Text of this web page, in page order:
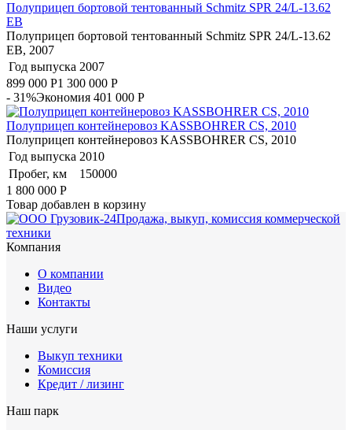
Полуприцеп бортовой тентованный Schmitz SPR 24/L-13.62
EB
Полуприцеп бортовой тентованный Schmitz SPR 24/L-13.62
EB, 2007
Год выпуска 2007
899 000 Р1 300 000 Р
- 31%Экономия 401 000 Р
Полуприцеп контейнеровоз KASSBOHRER CS, 2010
Полуприцеп контейнеровоз KASSBOHRER CS, 2010
Год выпуска 2010
Пробег, км
150000
1 800 000 Р
Товар добавлен в корзину
Продажа, выкуп, комиссия коммерческой
техники
Компания
О компании
Видео
Контакты
Наши услуги
Выкуп техники
Комиссия
Кредит / лизинг
Наш парк